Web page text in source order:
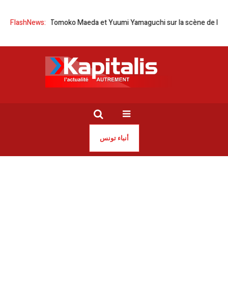
FlashNews:
Japon | Tomoko Maeda et Yuumi Yamaguchi sur la scène de l’Opéra
أنباء تونس